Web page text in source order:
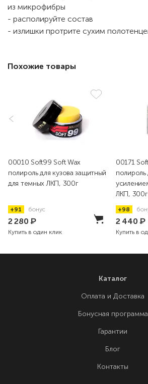
из микрофибры
- располируйте состав
- излишки протрите сухим
Похожие товары
00010 Soft99 Soft Wax
полироль для кузова защитный
для темных ЛКП, 300г
+91 бонус
2 280₽
Купить в один клик
00171
полироль
ЛКП, 300г
+98
2 440₽
Купить в
Каталог
Оплата и Доставка
Бонусная программа
Гарантии
Блог
Контакты